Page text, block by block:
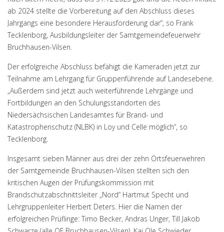
ab 2024 stellte die Vorbereitung auf den Abschluss dieses
Jahrgangs eine besondere Herausforderung dar“, so Frank
Tecklenborg, Ausbildungsleiter der Samtgemeindefeuerwehr
Bruchhausen-Vilsen.
Der erfolgreiche Abschluss befähigt die Kameraden jetzt zur
Teilnahme am Lehrgang für Gruppenführende auf Landesebene.
„Außerdem sind jetzt auch weiterführende Lehrgänge und
Fortbildungen an den Schulungsstandorten des
Niedersächsischen Landesamtes für Brand- und
Katastrophenschutz (NLBK) in Loy und Celle möglich“, so
Tecklenborg.
Insgesamt sieben Männer aus drei der zehn Ortsfeuerwehren
der Samtgemeinde Bruchhausen-Vilsen stellten sich den
kritischen Augen der Prüfungskommission mit
Brandschutzabschnittsleiter „Nord“ Hartmut Specht und
Lehrgruppenleiter Herbert Deters. Hier die Namen der
erfolgreichen Prüflinge: Timo Becker, Andras Unger, Till Jakob